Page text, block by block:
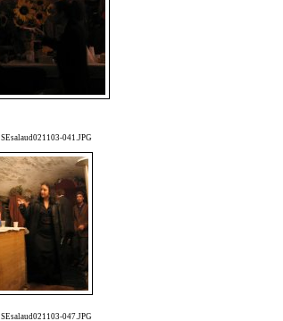
SEsalaud021103-041.JPG
SEsalaud021103-047.JPG